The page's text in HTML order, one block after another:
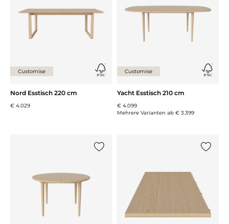
Customise
Nord Esstisch 220 cm
€ 4.029
Customise
Yacht Esstisch 210 cm
€ 4.099
Mehrere Varianten ab € 3.399